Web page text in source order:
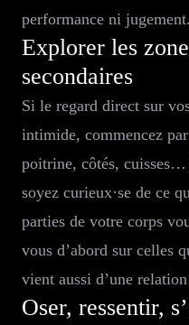
performance ni jugement.
Explorer les
secondaires
Si le regard direct sur
intimide, commencez
poitrine, côtés,
soyez curieux·se de ce
parties de votre corps
vous d’abord sur celles
vient aussi d’une
Oser, ressentir,